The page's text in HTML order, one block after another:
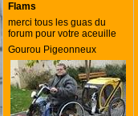
Flams
merci tous les guas du
forum pour votre aceuille
Gourou Pigeonneux